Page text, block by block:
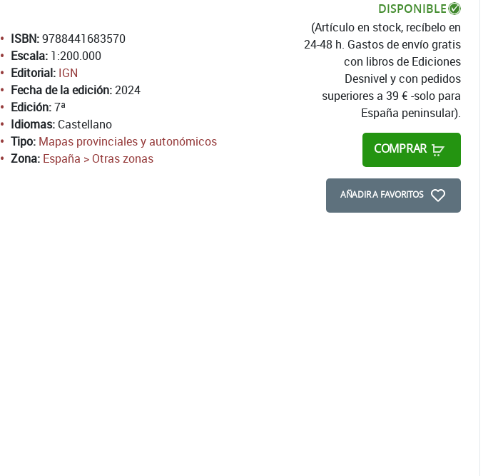
DISPONIBLE
(Artículo en stock, recíbelo en
24-48 h. Gastos de envío gratis
con libros de Ediciones
Desnivel y con pedidos
superiores a 39 € -solo para
España peninsular).
COMPRAR
AÑADIR A FAVORITOS
ISBN:9788441683570
Escala: 1:200.000
Editorial: IGN
Fecha de la edición:2024
Edición:7ª
Idiomas: Castellano
Tipo: Mapas provinciales y autonómicos
Zona: España > Otras zonas